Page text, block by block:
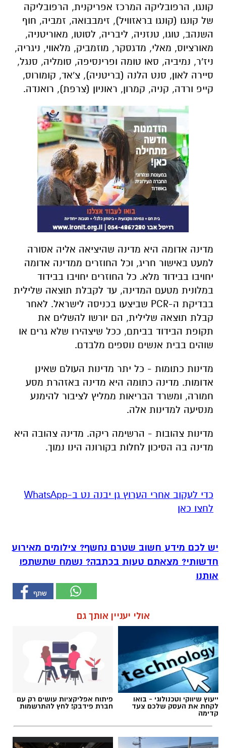
קונגו, הרפובליקה המרכז אפריקנית, הרפובליקה
של קונגו (קונגו בראזוויל), זימבבואה, זמביה, חוף
השנהב, טוגו, טנזניה, ליבריה, לסוטו, מאוריטניה,
מאורציוס, מאלי, מדגסקר, מוזמביק, מלאווי, ניגריה,
ניז'ר, נמיביה, סאו טומה ופרינסיפה, סומליה, סנגל,
סיירה לאון, סנט הלנה (בריטניה), צ'אד, קומורוס,
קייפ ורדה, קניה, קמרון, ראוניון (צרפת), רואנדה.
מדינה אדומה היא מדינה שהיציאה אליה אסורה
למעט באישור חריג, וכל החוזרים ממדינה אדומה
יחויבו בבידוד מלא. כל החוזרים יחויבו בבידוד
במלונית מטעם המדינה, עד לקבלת תוצאה שלילית
בבדיקת ה-PCR שביצעו בכניסה לישראל. לאחר
קבלת תוצאה שלילית, הם יורשו להשלים את
תקופת הבידוד בביתם, ככל שיצהירו שלא גרים או
שוהים בבית אנשים נוספים מלבדם.
מדינות כתומות - כל יתר מדינות העולם שאינן
אדומות. מדינה כתומה היא מדינה באזהרת מסע
חמורה, ומשרד הבריאות ממליץ לציבור להימנע
מנסיעה למדינות אלה.
מדינות צהובות - הרשימה ריקה. מדינה צהובה היא
מדינה בה הסיכון לחלות בקורונה הינו נמוך.
‏כדי לעקוב אחרי הערוץ גן יבנה נט ב-WhatsApp
לחצו כאן
יש לכם מידע חשוב שטרם נחשף? צילומים מאירוע
חדשותי? מצאתם טעות בכתבה? נשמח שתשתפו
אותנו
אולי יעניין אותך גם
ייעוץ שיווקי וטכנולוגי - בואו
לקחת את העסק שלכם צעד
קדימה
פיתוח אפליקציות עושים רק עם
חברת פידבק! לחץ להתרשמות